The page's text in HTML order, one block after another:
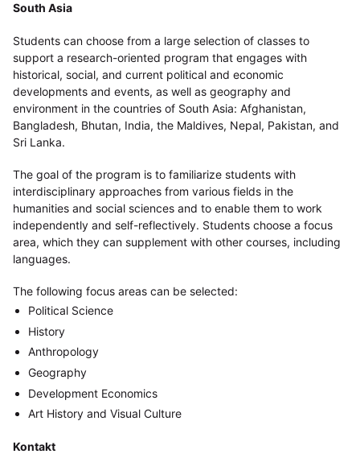
South Asia
Students can choose from a large selection of classes to
support a research-oriented program that engages with
historical, social, and current political and economic
developments and events, as well as geography and
environment in the countries of South Asia: Afghanistan,
Bangladesh, Bhutan, India, the Maldives, Nepal, Pakistan, and
Sri Lanka.
The goal of the program is to familiarize students with
interdisciplinary approaches from various fields in the
humanities and social sciences and to enable them to work
independently and self-reflectively. Students choose a focus
area, which they can supplement with other courses, including
languages.
The following focus areas can be selected:
Political Science
History
Anthropology
Geography
Development Economics
Art History and Visual Culture
Kontakt